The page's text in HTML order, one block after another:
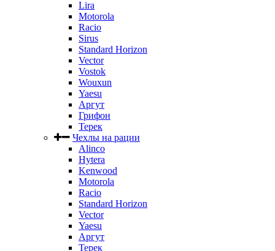
Lira
Motorola
Racio
Sirus
Standard Horizon
Vector
Vostok
Wouxun
Yaesu
Аргут
Грифон
Терек
Чехлы на рации
Alinco
Hytera
Kenwood
Motorola
Racio
Standard Horizon
Vector
Yaesu
Аргут
Терек